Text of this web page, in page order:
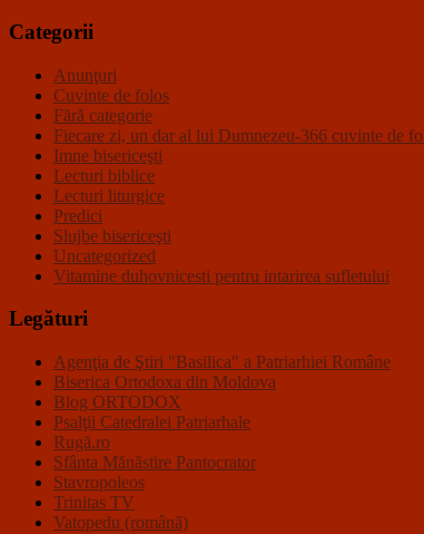
Categorii
Anunţuri
Cuvinte de folos
Fără categorie
Fiecare zi, un dar al lui Dumnezeu-366 cuvinte de
Imne bisericeşti
Lecturi biblice
Lecturi liturgice
Predici
Slujbe bisericeşti
Uncategorized
Vitamine duhovnicesti pentru intarirea sufletului
Legături
Agenţia de Ştiri "Basilica" a Patriarhiei Române
Biserica Ortodoxa din Moldova
Blog ORTODOX
Psalţii Catedralei Patriarhale
Rugă.ro
Sfânta Mănăstire Pantocrator
Stavropoleos
Trinitas TV
Vatopedu (română)